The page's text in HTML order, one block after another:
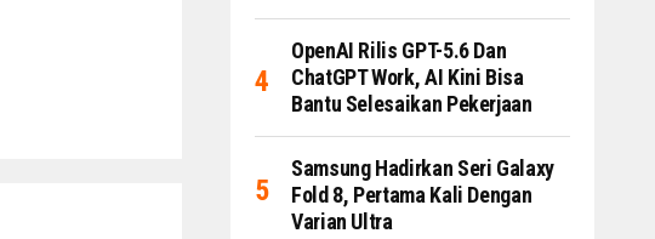
OpenAI Rilis GPT-5.6 Dan
ChatGPT Work, AI Kini Bisa
Bantu Selesaikan Pekerjaan
Samsung Hadirkan Seri Galaxy
Fold 8, Pertama Kali Dengan
Varian Ultra